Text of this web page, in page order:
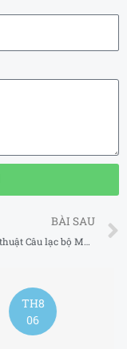
BÀI SAU
Đào tạo võ thuật Câu lạc bộ MMA uy tín tại Quận 2 TP Hồ Chí Minh
TH8
06